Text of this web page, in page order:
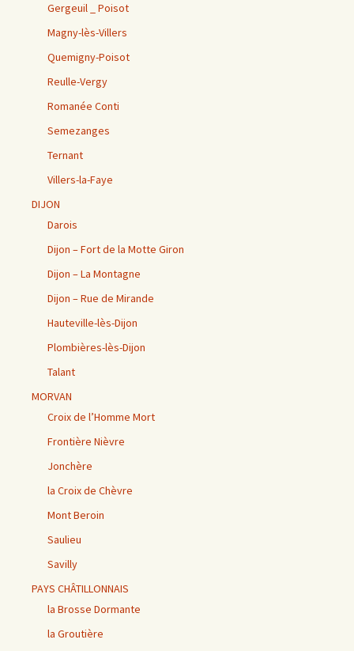
Gergeuil _ Poisot
Magny-lès-Villers
Quemigny-Poisot
Reulle-Vergy
Romanée Conti
Semezanges
Ternant
Villers-la-Faye
DIJON
Darois
Dijon – Fort de la Motte Giron
Dijon – La Montagne
Dijon – Rue de Mirande
Hauteville-lès-Dijon
Plombières-lès-Dijon
Talant
MORVAN
Croix de l’Homme Mort
Frontière Nièvre
Jonchère
la Croix de Chèvre
Mont Beroin
Saulieu
Savilly
PAYS CHÂTILLONNAIS
la Brosse Dormante
la Groutière